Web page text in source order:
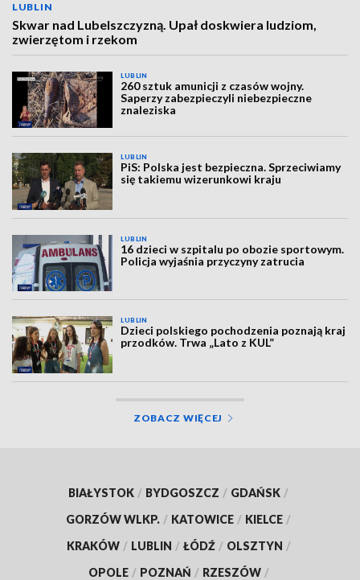
LUBLIN
Skwar nad Lubelszczyzną. Upał doskwiera ludziom,
zwierzętom i rzekom
LUBLIN
260 sztuk amunicji z czasów wojny.
Saperzy zabezpieczyli niebezpieczne
znaleziska
LUBLIN
PiS: Polska jest bezpieczna. Sprzeciwiamy
się takiemu wizerunkowi kraju
LUBLIN
16 dzieci w szpitalu po obozie sportowym.
Policja wyjaśnia przyczyny zatrucia
LUBLIN
Dzieci polskiego pochodzenia poznają kraj
przodków. Trwa „Lato z KUL”
ZOBACZ WIĘCEJ
BIAŁYSTOK / BYDGOSZCZ / GDAŃSK /
GORZÓW WLKP. / KATOWICE / KIELCE /
KRAKÓW / LUBLIN / ŁÓDŹ / OLSZTYN /
OPOLE / POZNAŃ / RZESZÓW /